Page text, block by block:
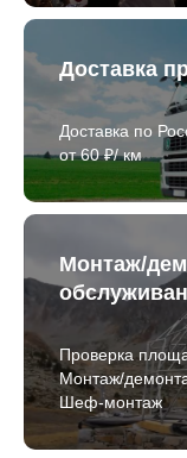
Доставка
Доставка по
от 60 ₽/ км
Монтаж/
Проверка
Монтаж/
Шеф-монтаж